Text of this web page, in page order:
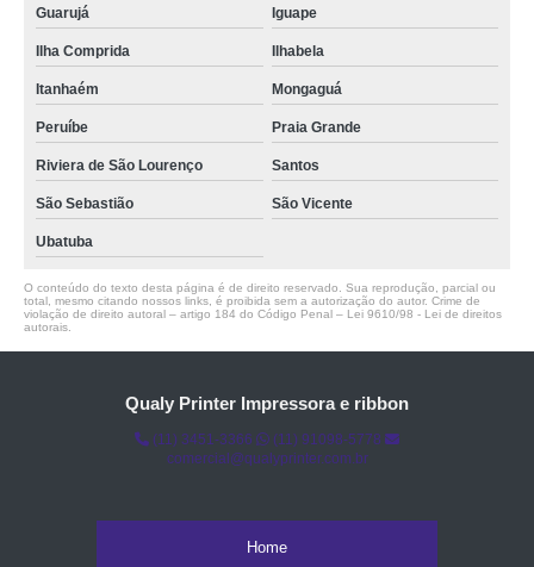
Guarujá Iguape
Ilha Comprida Ilhabela
Itanhaém Mongaguá
Peruíbe Praia Grande
Riviera de São Lourenço Santos
São Sebastião São Vicente
Ubatuba
O conteúdo do texto desta página é de direito reservado. Sua reprodução, parcial ou
total, mesmo citando nossos links, é proibida sem a autorização do autor. Crime de
violação de direito autoral – artigo 184 do Código Penal – Lei 9610/98 - Lei de direitos
autorais
Qualy Printer Impressora e ribbon
(11) 3451-3366
(11) 91098-5778
comercial@qualyprinter.com.br
Home